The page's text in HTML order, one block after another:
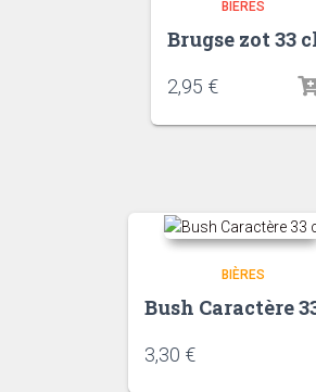
BIÈRES
Brugse zot 33
2,95 €
BIÈRES
Bush Caractère
3,30 €